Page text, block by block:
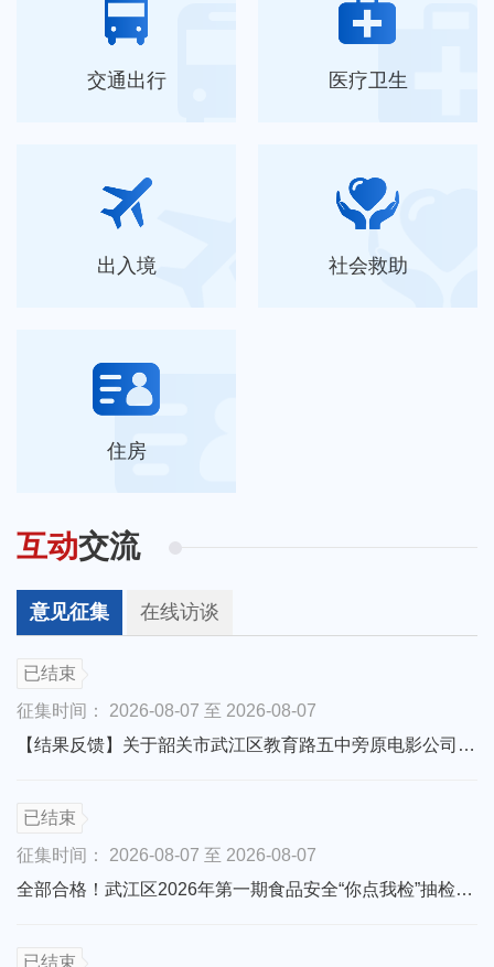
交通出行 医疗卫生
出入境 社会救助
住房
互动交流
意见征集 在线访谈
已结束
征集时间： 2026-08-07 至 2026-08-07
【结果反馈】关于韶关市武江区教育路五中旁原电影公司地块国有土地上房屋征收补偿方案征求公众意见公告
已结束
征集时间： 2026-08-07 至 2026-08-07
全部合格！武江区2026年第一期食品安全“你点我检”抽检结果出炉啦
已结束